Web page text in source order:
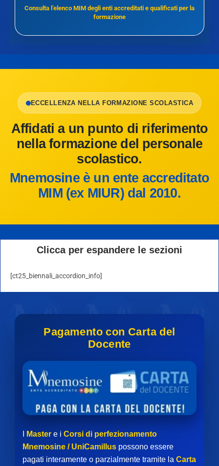
Consulta l’elenco MIM degli enti accreditati e qualificati per la
formazione
ECCELLENZA NELLA FORMAZIONE SCOLASTICA
Affidati a un punto di riferimento
nella formazione del personale
scolastico.
Mnemosine è un ente accreditato
MIM (ex MIUR) dal 2010.
Clicca per espandere le sezioni
[ct25_biennali_accordion_info]
Pagamento con Carta del
Docente
Master e i Corsi di perfezionamento
Mnemosine / UniCamillus possono essere
pagati interamente o parzialmente tramite la Carta